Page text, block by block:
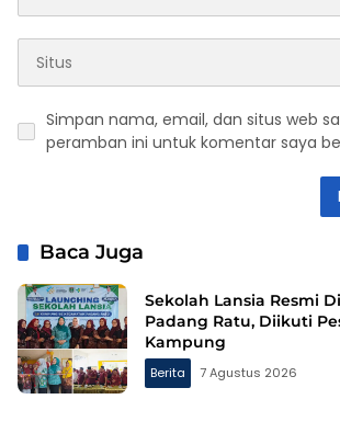
Simpan nama, email, dan situs web
peramban ini untuk komentar saya
Baca Juga
Sekolah Lansia Resmi
Padang Ratu, Diikuti
Kampung
Berita 7 Agustus 2026